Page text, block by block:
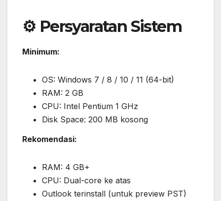
⚙️ Persyaratan Sistem
Minimum:
OS: Windows 7 / 8 / 10 / 11 (64-bit)
RAM: 2 GB
CPU: Intel Pentium 1 GHz
Disk Space: 200 MB kosong
Rekomendasi:
RAM: 4 GB+
CPU: Dual-core ke atas
Outlook terinstall (untuk preview PST)